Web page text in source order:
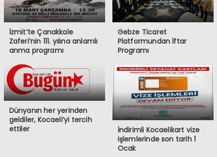
İzmit’te Çanakkale
Zaferi’nin 111. yılına anlamlı
anma programı
Gebze Ticaret
Platformundan İftar
Programı
Dünyanın her yerinden
geldiler, Kocaeli’yi tercih
ettiler
İndirimli Kocaelikart vize
işlemlerinde son tarih 1
Ocak